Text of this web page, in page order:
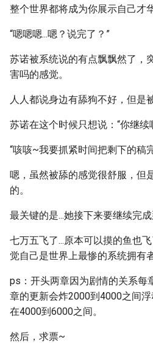
整个世界都将成为你展示自己才
“嗯嗯嗯...嗯？说完了？”
苏诺被系统说的有点飘飘然了，
害吗的感觉。
人人都说身边有舔狗不好，但是
苏诺在这个时候只想说：“你继续
“咳咳~我要抓紧时间把剩下的稿
嗯，虽然被舔的感觉很舒服，但
的。
最关键的是...她接下来要继续完成
七万五飞了...原本可以摸的鱼也
觉自己是世界上最惨的系统拥有
ps：开头两章因为剧情的关系每
章的更新会炸2000到4000之间
在4000到6000之间。
然后，求票~